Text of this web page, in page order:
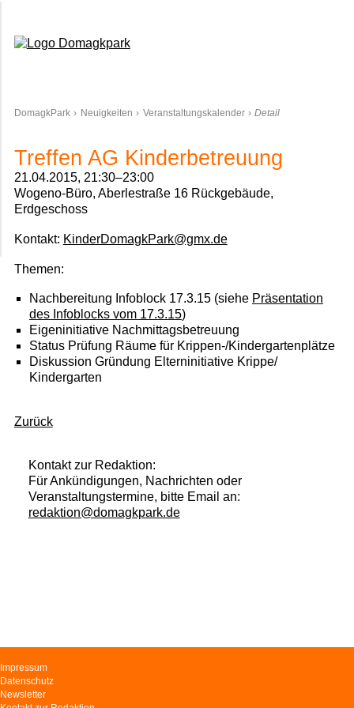
DomagkPark Neuigkeiten Veranstaltungskalender Detail
Treffen AG Kinderbetreuung
21.04.2015, 21:30–23:00
Wogeno-Büro, Aberlestraße 16 Rückgebäude,
Erdgeschoss
Kontakt: KinderDomagkPark@gmx.de
Themen:
Nachbereitung Infoblock 17.3.15 (siehe Präsentation
des Infoblocks vom 17.3.15)
Eigeninitiative Nachmittagsbetreuung
Status Prüfung Räume für Krippen-/Kindergartenplätze
Diskussion Gründung Elterninitiative Krippe/
Kindergarten
Zurück
Kontakt zur Redaktion:
Für Ankündigungen, Nachrichten oder
Veranstaltungstermine, bitte Email an:
redaktion@domagkpark.de
Navigation
überspringen
Impressum
Datenschutz
Newsletter